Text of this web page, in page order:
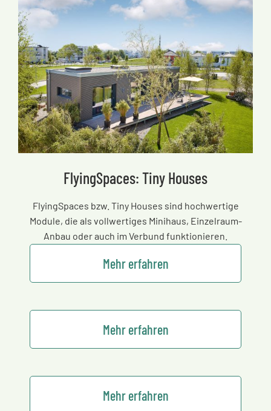
FlyingSpaces: Tiny Houses
FlyingSpaces bzw. Tiny Houses sind hochwertige
Module, die als vollwertiges Minihaus, Einzelraum-
Anbau oder auch im Verbund funktionieren.
Mehr erfahren
Mehr erfahren
Mehr erfahren